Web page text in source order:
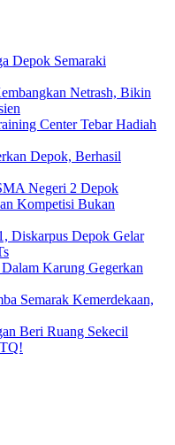
Depok Semaraki
Netrash, Bikin
Center Tebar Hadiah
Depok, Berhasil
Negeri 2 Depok
Kompetisi Bukan
Diskarpus Depok Gelar
Karung Gegerkan
Semarak Kemerdekaan,
Beri Ruang Sekecil